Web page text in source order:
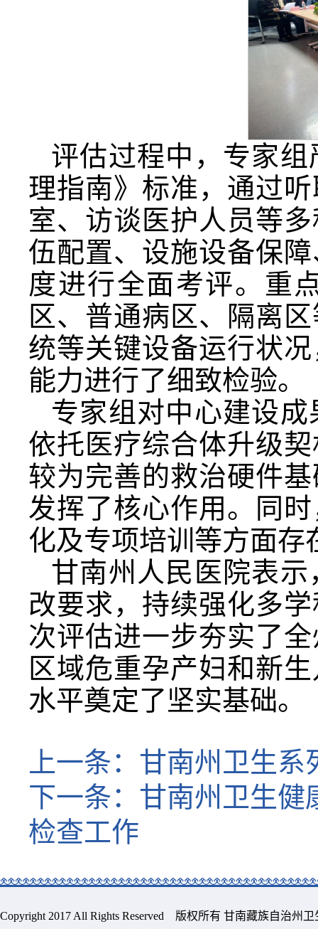
评估过程中，专家
理指南》标准，通过
室、访谈医护人员等
伍配置、设施设备保
度进行全面考评。重
区、普通病区、隔离
统等关键设备运行状
能力进行了细致检验。
专家组对中心建设
依托医疗综合体升级
较为完善的救治硬件
发挥了核心作用。同
化及专项培训等方面
甘南州人民医院表
改要求，持续强化多
次评估进一步夯实了
区域危重孕产妇和新
水平奠定了坚实基础。
上一条： 甘南州卫生系
下一条： 甘南州卫生健
检查工作
Copyright 2017 All Rights Reserved 版权所有 甘南藏族自治州